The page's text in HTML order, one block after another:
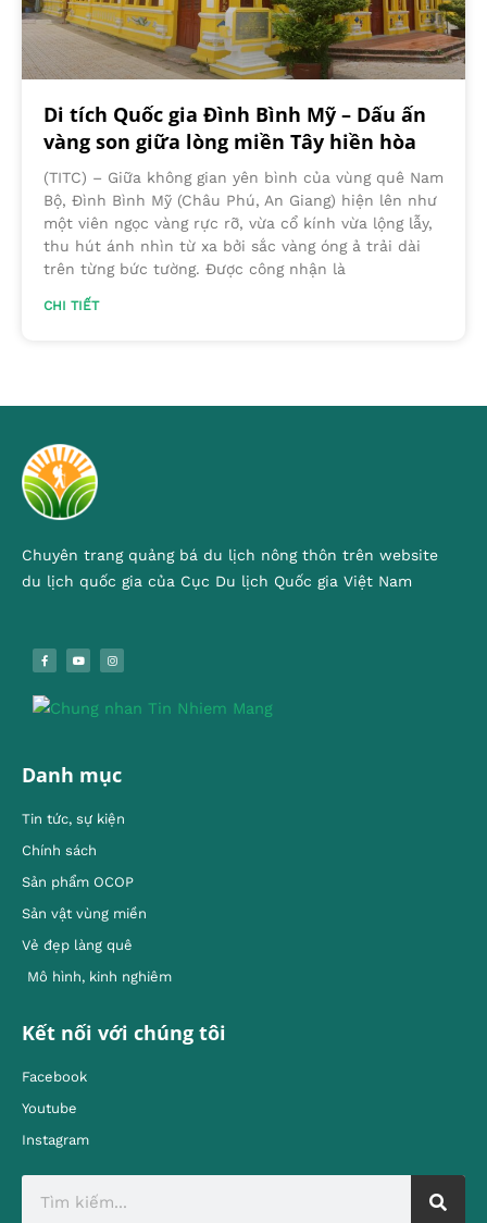
Di tích Quốc gia Đình Bình Mỹ – Dấu ấn
vàng son giữa lòng miền Tây hiền hòa
(TITC) – Giữa không gian yên bình của vùng quê Nam
Bộ, Đình Bình Mỹ (Châu Phú, An Giang) hiện lên như
một viên ngọc vàng rực rỡ, vừa cổ kính vừa lộng lẫy,
thu hút ánh nhìn từ xa bởi sắc vàng óng ả trải dài
trên từng bức tường. Được công nhận là
CHI TIẾT
Chuyên trang quảng bá du lịch nông thôn trên website
du lịch quốc gia của Cục Du lịch Quốc gia Việt Nam
Danh mục
Tin tức, sự kiện
Chính sách
Sản phẩm OCOP
Sản vật vùng miền
Vẻ đẹp làng quê
Mô hình, kinh nghiêm
Kết nối với chúng tôi
Facebook
Youtube
Instagram